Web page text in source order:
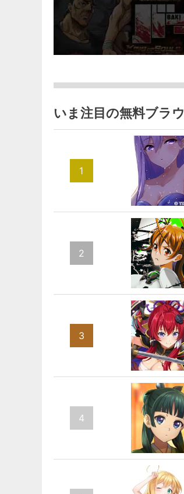
いま注目の無料ブラ
1
2
3
4